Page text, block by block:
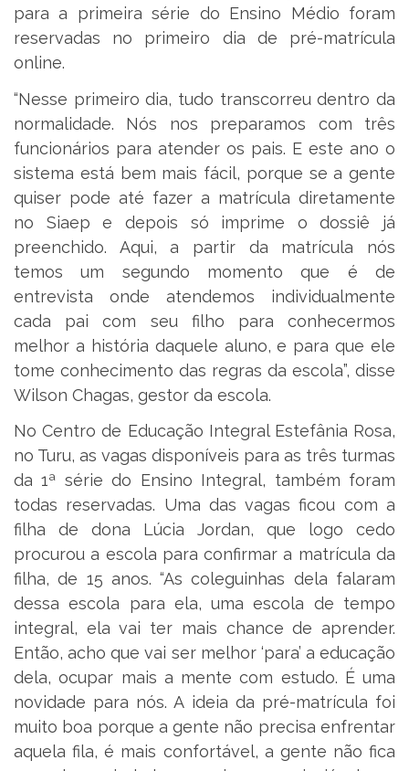
para a primeira série do Ensino Médio foram
reservadas no primeiro dia de pré-matrícula
online.
“Nesse primeiro dia, tudo transcorreu dentro da
normalidade. Nós nos preparamos com três
funcionários para atender os pais. E este ano o
sistema está bem mais fácil, porque se a gente
quiser pode até fazer a matrícula diretamente
no Siaep e depois só imprime o dossiê já
preenchido. Aqui, a partir da matrícula nós
temos um segundo momento que é de
entrevista onde atendemos individualmente
cada pai com seu filho para conhecermos
melhor a história daquele aluno, e para que ele
tome conhecimento das regras da escola”, disse
Wilson Chagas, gestor da escola.
No Centro de Educação Integral Estefânia Rosa,
no Turu, as vagas disponíveis para as três turmas
da 1ª série do Ensino Integral, também foram
todas reservadas. Uma das vagas ficou com a
filha de dona Lúcia Jordan, que logo cedo
procurou a escola para confirmar a matrícula da
filha, de 15 anos. “As coleguinhas dela falaram
dessa escola para ela, uma escola de tempo
integral, ela vai ter mais chance de aprender.
Então, acho que vai ser melhor ‘para’ a educação
dela, ocupar mais a mente com estudo. É uma
novidade para nós. A ideia da pré-matrícula foi
muito boa porque a gente não precisa enfrentar
aquela fila, é mais confortável, a gente não fica